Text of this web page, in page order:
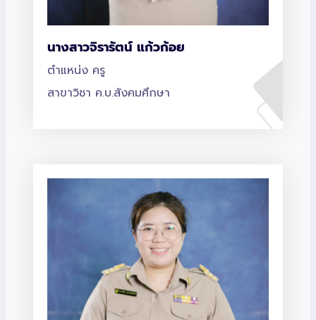
นางสาวจิรารัตน์ แก้วก้อย
ตำแหน่ง ครู
สาขาวิชา ค.บ.สังคมศึกษา